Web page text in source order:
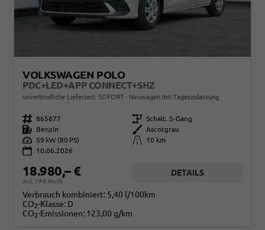
VOLKSWAGEN POLO
PDC+LED+APP CONNECT+SHZ
unverbindliche Lieferzeit: SOFORT Neuwagen mit Tageszulassung
Fahrzeugnr. 865877 Getriebe Schalt. 5-Gang
Kraftstoff
Benzin Außenfarbe
Ascotgrau
Leistung
59 kW (80 PS) Kilometerstand
10 km
10.06.2026
18.980,– €
incl. 19% MwSt.
DETAILS
Verbrauch kombiniert: 5,40 l/100km
CO2-Klasse: D
CO2-Emissionen: 123,00 g/km